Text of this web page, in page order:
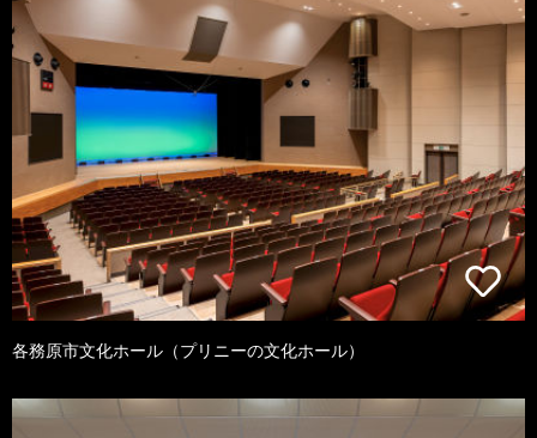
各務原市文化ホール（プリニーの文化ホール）